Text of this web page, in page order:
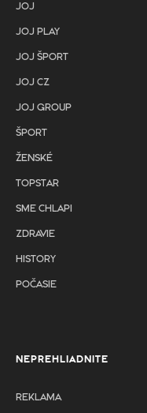
JOJ
JOJ PLAY
JOJ ŠPORT
JOJ CZ
JOJ GROUP
ŠPORT
ŽENSKÉ
TOPSTAR
SME CHLAPI
ZDRAVIE
HISTORY
POČASIE
NEPREHLIADNITE
REKLAMA